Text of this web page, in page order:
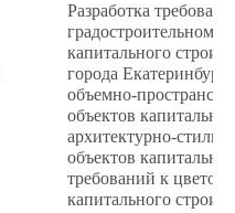
Разработка
градостроительному
капитального
города
объемно-
объектов
архитектурно-
объектов
требований к
капитального